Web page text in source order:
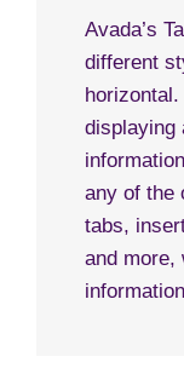
Avada’s
different
displaying
any of the
tabs,
and more,